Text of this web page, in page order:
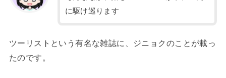
に駆け巡ります
ツーリストという有名な雑誌に、ジニョクのことが載っ
たのです。